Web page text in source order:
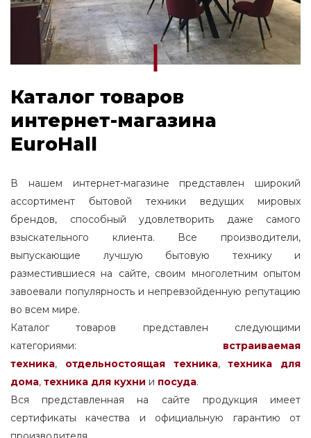
Каталог товаров
интернет-магазина
EuroHall
В нашем интернет-магазине представлен широкий
ассортимент бытовой техники ведущих мировых
брендов, способный удовлетворить даже самого
взыскательного клиента. Все производители,
выпускающие лучшую бытовую технику и
разместившиеся на сайте, своим многолетним опытом
завоевали популярность и непревзойденную репутацию
во всем мире.
Каталог товаров представлен следующими
категориями: встраиваемая
техника, отдельностоящаятехника,
техника для
дома, техника для кухни и посуда.
Вся представленная на сайте продукция имеет
сертификаты качества и официальную гарантию от